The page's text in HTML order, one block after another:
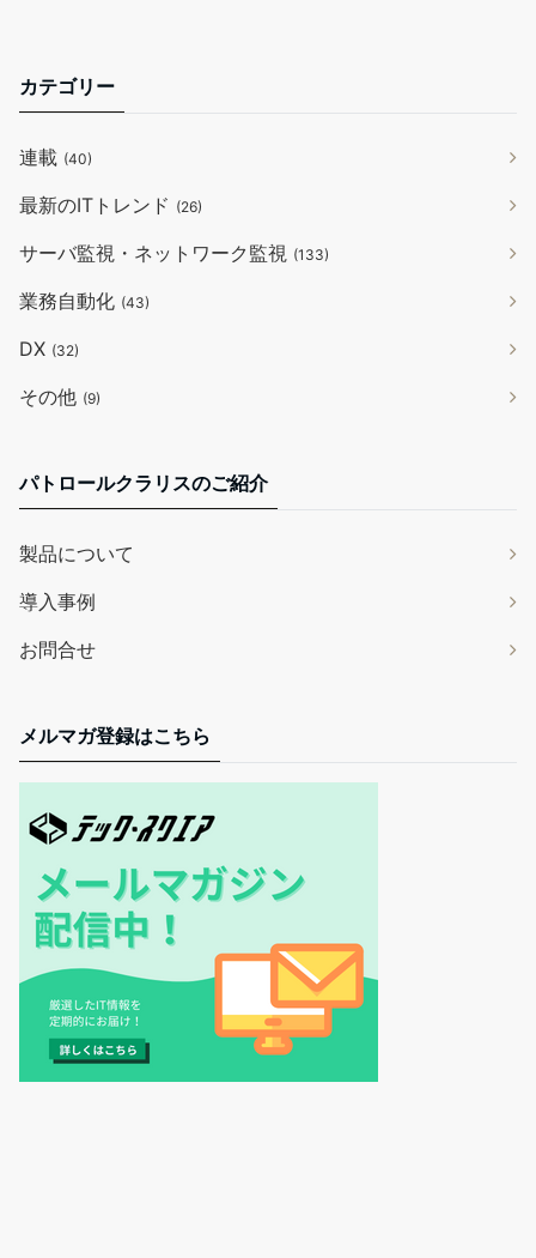
カテゴリー
連載 (40)
最新のITトレンド (26)
サーバ監視・ネットワーク監視 (133)
業務自動化 (43)
DX (32)
その他 (9)
パトロールクラリスのご紹介
製品について
導入事例
お問合せ
メルマガ登録はこちら